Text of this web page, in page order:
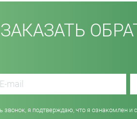
ЗАКАЗАТЬ
я подтверждаю, что я ознакомлен и